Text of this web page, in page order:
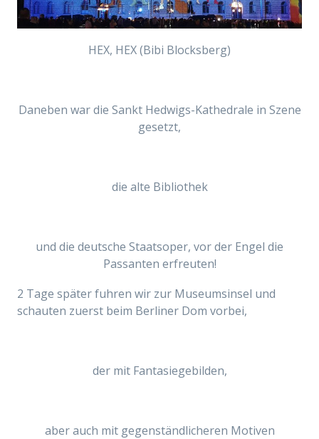
HEX, HEX (Bibi Blocksberg)
Daneben war die Sankt Hedwigs-Kathedrale in Szene
gesetzt,
die alte Bibliothek
und die deutsche Staatsoper, vor der Engel die
Passanten erfreuten!
2 Tage später fuhren wir zur Museumsinsel und
schauten zuerst beim Berliner Dom vorbei,
der mit Fantasiegebilden,
aber auch mit gegenständlicheren Motiven